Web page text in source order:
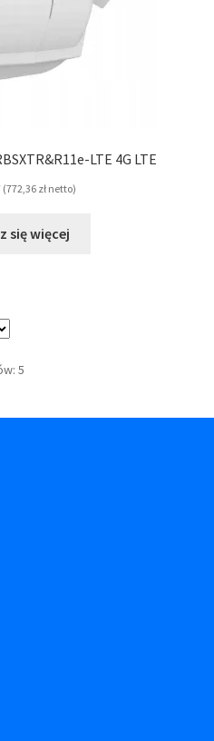
LTE 4G LTE
(772,36 złnetto)
się więcej
5Posortowane